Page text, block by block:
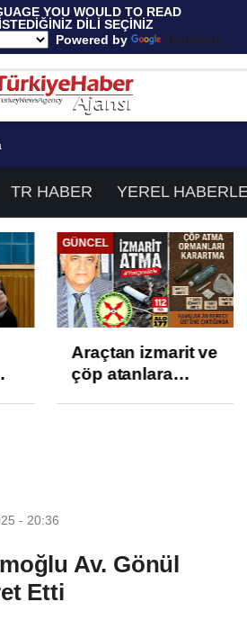
YOU WOULD TO READ
DİLİ SEÇİNİZ
Powered by
Translate
TR HABER YEREL
GÜNCEL
Araçtan izmarit ve
çöp atanlara
- 20:36
Av. Gönül
Etti